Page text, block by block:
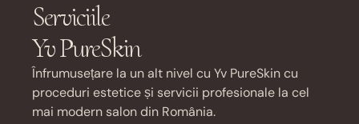
Serviciile
Yv PureSkin
Înfrumusețare la un alt nivel cu Yv PureSkin cu
proceduri estetice și servicii profesionale la cel
mai modern salon din România.